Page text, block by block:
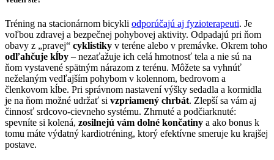
Tréning na stacionárnom bicykli odporúčajú aj fyzioterapeuti. Je
voľbou zdravej a bezpečnej pohybovej aktivity. Odpadajú pri ňom
obavy z „pravej“ cyklistiky v teréne alebo v premávke. Okrem toho
odľahčuje kĺby – nezaťažuje ich celá hmotnosť tela a nie sú na
ňom vystavené spätným nárazom z terénu. Môžete sa vyhnúť
neželaným vedľajším pohybom v kolennom, bedrovom a
členkovom kĺbe. Pri správnom nastavení výšky sedadla a kormidla
je na ňom možné udržať si vzpriamený chrbát. Zlepší sa vám aj
činnosť srdcovo-cievneho systému. Zhrnuté a podčiarknuté:
spevníte si kolená, zosilnejú vám dolné končatiny a ako bonus k
tomu máte výdatný kardiotréning, ktorý efektívne smeruje ku krajšej
postave.